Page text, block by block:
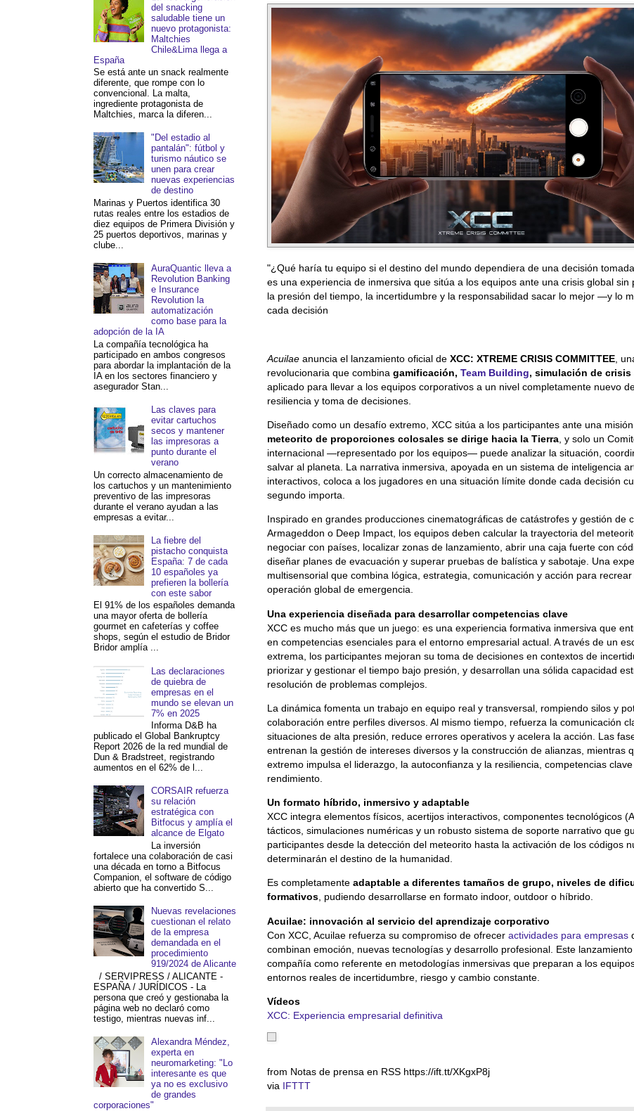
"¿Qué haría tu equipo si el destino del mundo dependiera de una decisión
es una experiencia de inmersiva que sitúa a los equipos ante una crisis global sin
la presión del tiempo, la incertidumbre y la responsabilidad sacar lo mejor —y lo
cada decisión
Acuilae anuncia el lanzamiento oficial de XCC: XTREME CRISIS COMMITTEE ,
revolucionaria que combina gamificación, Team Building, simulación de crisis
aplicado para llevar a los equipos corporativos a un nivel completamente nuevo
resiliencia y toma de decisiones.
Diseñado como un desafío extremo, XCC sitúa a los participantes ante una
meteorito de proporciones colosales se dirige hacia la Tierra , y solo un
internacional —representado por los equipos— puede analizar la situación,
salvar al planeta. La narrativa inmersiva, apoyada en un sistema de inteligencia
interactivos, coloca a los jugadores en una situación límite donde cada decisión
segundo importa.
Inspirado en grandes producciones cinematográficas de catástrofes y gestión de
Armageddon o Deep Impact, los equipos deben calcular la trayectoria del
negociar con países, localizar zonas de lanzamiento, abrir una caja fuerte con
diseñar planes de evacuación y superar pruebas de balística y sabotaje. Una
multisensorial que combina lógica, estrategia, comunicación y acción para
operación global de emergencia.
Una experiencia diseñada para desarrollar competencias clave
XCC es mucho más que un juego: es una experiencia formativa inmersiva que
en competencias esenciales para el entorno empresarial actual. A través de un
extrema, los participantes mejoran su toma de decisiones en contextos de
priorizar y gestionar el tiempo bajo presión, y desarrollan una sólida capacidad
resolución de problemas complejos.
La dinámica fomenta un trabajo en equipo real y transversal, rompiendo silos y
colaboración entre perfiles diversos. Al mismo tiempo, refuerza la comunicación
situaciones de alta presión, reduce errores operativos y acelera la acción. Las
entrenan la gestión de intereses diversos y la construcción de alianzas, mientras
extremo impulsa el liderazgo, la autoconfianza y la resiliencia, competencias
rendimiento.
Un formato híbrido, inmersivo y adaptable
XCC integra elementos físicos, acertijos interactivos, componentes tecnológicos
tácticos, simulaciones numéricas y un robusto sistema de soporte narrativo que
participantes desde la detección del meteorito hasta la activación de los códigos
determinarán el destino de la humanidad.
Es completamente adaptable a diferentes tamaños de grupo, niveles de
formativos, pudiendo desarrollarse en formato indoor, outdoor o híbrido.
Acuilae: innovación al servicio del aprendizaje corporativo
Con XCC, Acuilae refuerza su compromiso de ofrecer actividades para empresas
combinan emoción, nuevas tecnologías y desarrollo profesional. Este
compañía como referente en metodologías inmersivas que preparan a los
entornos reales de incertidumbre, riesgo y cambio constante.
Vídeos
XCC: Experiencia empresarial definitiva
from Notas de prensa en RSS https://ift.tt/XKgxP8j
via IFTTT
del snacking
saludable tiene un
nuevo protagonista:
Maltchies
Chile&Lima llega a
España
Se está ante un snack realmente
diferente, que rompe con lo
convencional. La malta,
ingrediente protagonista de
Maltchies, marca la diferen...
"Del estadio al
pantalán": fútbol y
turismo náutico se
unen para crear
nuevas experiencias
de destino
Marinas y Puertos identifica 30
rutas reales entre los estadios de
diez equipos de Primera División y
25 puertos deportivos, marinas y
clube...
AuraQuantic lleva a
Revolution Banking
e Insurance
Revolution la
automatización
como base para la
adopción de la IA
La compañía tecnológica ha
participado en ambos congresos
para abordar la implantación de la
IA en los sectores financiero y
asegurador Stan...
Las claves para
evitar cartuchos
secos y mantener
las impresoras a
punto durante el
verano
Un correcto almacenamiento de
los cartuchos y un mantenimiento
preventivo de las impresoras
durante el verano ayudan a las
empresas a evitar...
La fiebre del
pistacho conquista
España: 7 de cada
10 españoles ya
prefieren la bollería
con este sabor
El 91% de los españoles demanda
una mayor oferta de bollería
gourmet en cafeterías y coffee
shops, según el estudio de Bridor
Bridor amplía ...
Las declaraciones
de quiebra de
empresas en el
mundo se elevan un
7% en 2025
Informa D&B ha
publicado el Global Bankruptcy
Report 2026 de la red mundial de
Dun & Bradstreet, registrando
aumentos en el 62% de l...
CORSAIR refuerza
su relación
estratégica con
Bitfocus y amplía el
alcance de Elgato
La inversión
fortalece una colaboración de casi
una década en torno a Bitfocus
Companion, el software de código
abierto que ha convertido S...
Nuevas revelaciones
cuestionan el relato
de la empresa
demandada en el
procedimiento
919/2024 de Alicante
/ SERVIPRESS / ALICANTE -
ESPAÑA / JURÍDICOS - La
persona que creó y gestionaba la
página web no declaró como
testigo, mientras nuevas inf...
Alexandra Méndez,
experta en
neuromarketing: "Lo
interesante es que
ya no es exclusivo
de grandes
corporaciones"